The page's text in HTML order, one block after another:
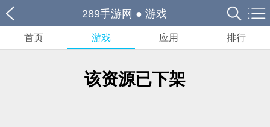
289手游网 ● 游戏
首页 游戏 应用 排行
该资源已下架